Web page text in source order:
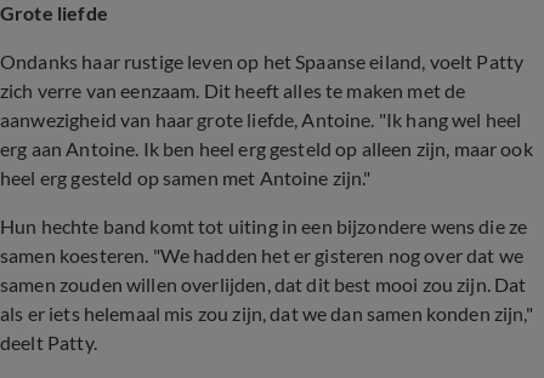
Grote liefde
Ondanks haar rustige leven op het Spaanse eiland, voelt Patty
zich verre van eenzaam. Dit heeft alles te maken met de
aanwezigheid van haar grote liefde, Antoine. "Ik hang wel heel
erg aan Antoine. Ik ben heel erg gesteld op alleen zijn, maar ook
heel erg gesteld op samen met Antoine zijn."
Hun hechte band komt tot uiting in een bijzondere wens die ze
samen koesteren. "We hadden het er gisteren nog over dat we
samen zouden willen overlijden, dat dit best mooi zou zijn. Dat
als er iets helemaal mis zou zijn, dat we dan samen konden zijn,"
deelt Patty.